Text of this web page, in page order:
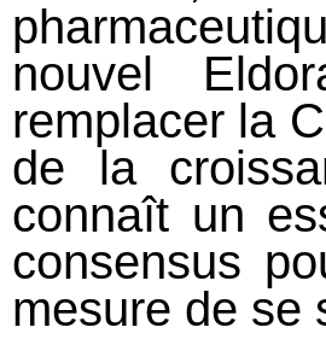
nouvel
remplacer la
de la
connaît un
consensus
mesure de se